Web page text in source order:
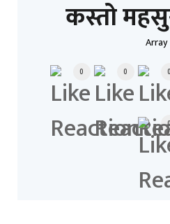
कस्तो
Array
0 0 0